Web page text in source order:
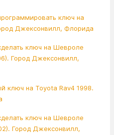
ключ на
Джексонвилл, Флорида
ключ на Шевроле
Город Джексонвилл,
ключ на Toyota Rav4 1998.
ключ на Шевроле
Город Джексонвилл,